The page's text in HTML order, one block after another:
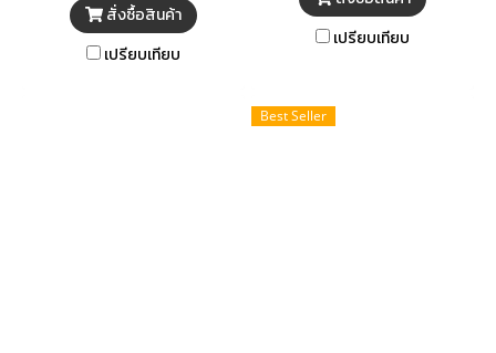
สั่งซื้อสินค้า
เปรียบเทียบ
สมัยที่ช่วยเพิ่มประสิทธิภาพการ
ซัก ทำให้ผ้าสะอาดล้ำลึก และดูแล
เปรียบเทียบ
Best Seller